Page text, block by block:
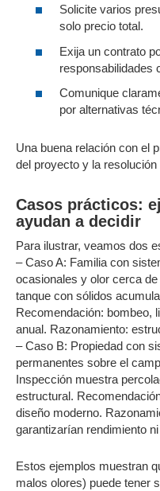
Solicite varios
solo precio total.
Exija un contrato
responsabilidades
Comunique
por alternativas
Una buena relación con el
del proyecto y la
Casos prácticos:
ayudan a decidir
Para ilustrar, veamos dos
– Caso A: Familia con
ocasionales y olor cerca
tanque con sólidos
Recomendación: bombeo,
anual. Razonamiento:
– Caso B: Propiedad con
permanentes sobre el
Inspección muestra
estructural.
diseño moderno.
garantizarían rendimiento
Estos ejemplos muestran
malos olores) puede tener